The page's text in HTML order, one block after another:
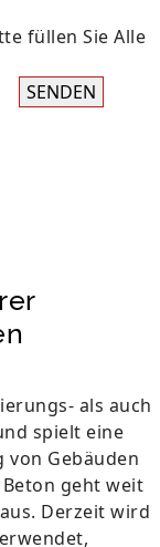
füllen Sie Alle
SENDEN
als auch
spielt eine
von Gebäuden
geht weit
Derzeit wird